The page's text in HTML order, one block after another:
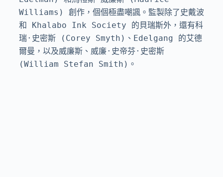
Williams) 創作，個個極盡嘲諷。監製除了史戴波
和 Khalabo Ink Society 的貝瑞斯外，還有科
瑞·史密斯 (Corey Smyth)、Edelgang 的艾德
爾曼，以及威廉斯、威廉·史帝芬·史密斯
(William Stefan Smith)。